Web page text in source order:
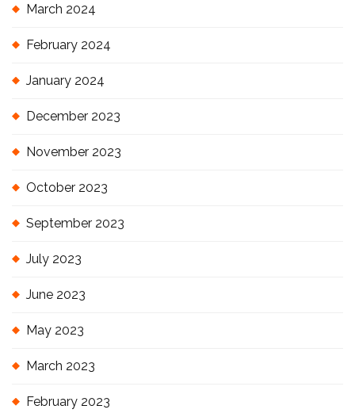
March 2024
February 2024
January 2024
December 2023
November 2023
October 2023
September 2023
July 2023
June 2023
May 2023
March 2023
February 2023